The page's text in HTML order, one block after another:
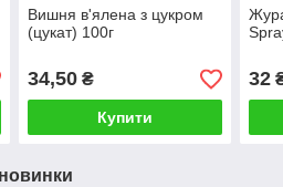
Вишня в'ялена з цукром
(цукат) 100г
34,50₴
Купити
32